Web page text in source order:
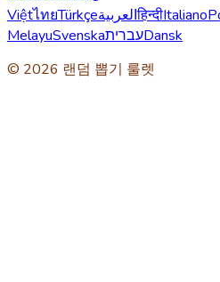
ViệtไทยTürkçeالعربيةहिन्दीItaliano
MelayuSvenskaעבריתDansk
© 2026 랜덤 뽑기 룰렛